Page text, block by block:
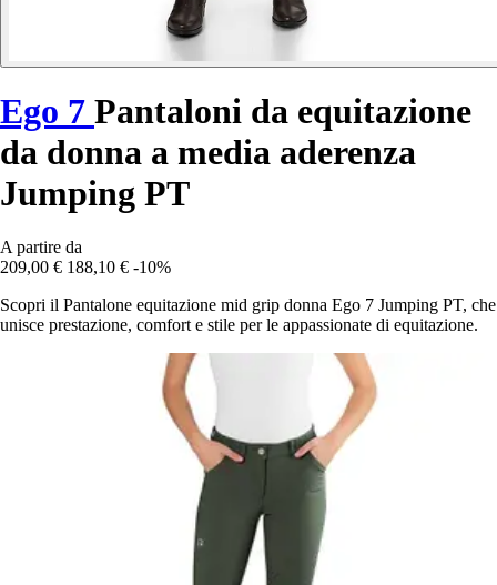
Ego 7 Pantaloni da equitazione
da donna a media aderenza
Jumping PT
A partire da
209,00 € 188,10 € -10%
Scopri il Pantalone equitazione mid grip donna Ego 7 Jumping PT, che
unisce prestazione, comfort e stile per le appassionate di equitazione.